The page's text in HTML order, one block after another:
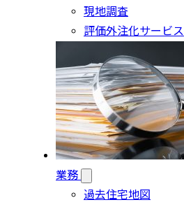
現地調査
評価外注化サービス
業務
過去住宅地図